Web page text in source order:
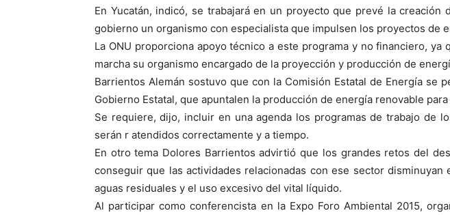
En Yucatán, indicó, se trabajará en un proyecto que prevé la
gobierno un organismo con especialista que impulsen los proyectos de
La ONU proporciona apoyo técnico a este programa y no financiero,
marcha su organismo encargado de la proyección y producción de
Barrientos Alemán sostuvo que con la Comisión Estatal de Energía
Gobierno Estatal, que apuntalen la producción de energía renovable
Se requiere, dijo, incluir en una agenda los programas de trabajo de
serán r atendidos correctamente y a tiempo.
En otro tema Dolores Barrientos advirtió que los grandes retos del
conseguir que las actividades relacionadas con ese sector
aguas residuales y el uso excesivo del vital líquido.
Al participar como conferencista en la Expo Foro Ambiental 2015,